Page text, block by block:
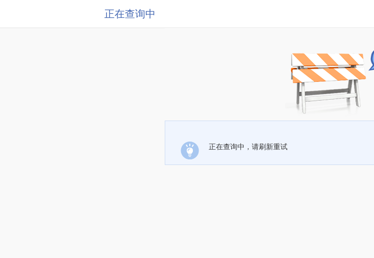
正在查询中
正在查询中，请刷新重试